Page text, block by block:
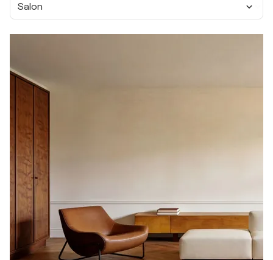
Salon